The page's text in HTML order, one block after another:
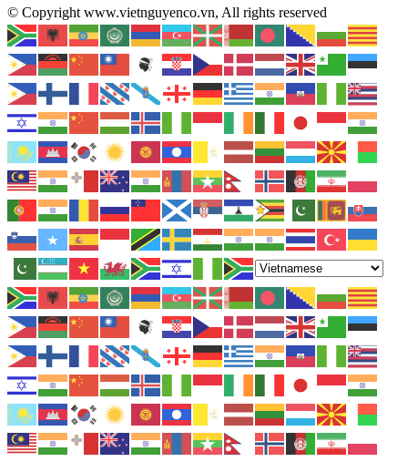
© Copyright www.vietnguyenco.vn, All rights reserved